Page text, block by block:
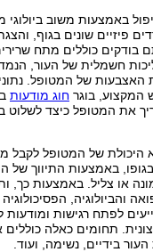
באמצעות משוב ביולוגי
פיזיים שונים בגוף,
בודקים כוללים מתח
חשמלית של העור,
האצבעות של המטופל.
המקצוע, בוגר חוג מודעות
את המטופל כיצד לשלוט
היכולת של המטופל לקבל
באמצעות התיווך של
או צליל. באמצעות כך,
והביולוגיה, הפסיכולוגיה
לפתח רגישות ומודעות
תחומים כאלה
בידיים, נשימה, ועוד.